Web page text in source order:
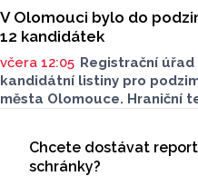
V Olomouci bylo do
12 kandidátek
včera 12:05 Registrační
kandidátní listiny pro
města Olomouce. Hraniční
Odběr
Chcete dostávat
schránky?